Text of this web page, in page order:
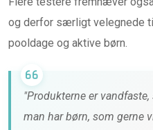
og derfor særligt velegnede
pooldage og aktive børn.
"Produkterne er
man har børn, som gerne